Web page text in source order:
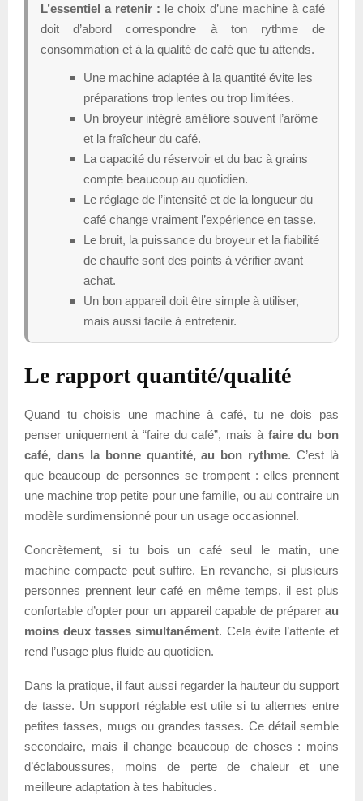
L’essentiel a retenir : le choix d’une machine à café
doit d’abord correspondre à ton rythme de
consommation et à la qualité de café que tu attends.
Une machine adaptée à la quantité évite les
préparations trop lentes ou trop limitées.
Un broyeur intégré améliore souvent l’arôme
et la fraîcheur du café.
La capacité du réservoir et du bac à grains
compte beaucoup au quotidien.
Le réglage de l’intensité et de la longueur du
café change vraiment l’expérience en tasse.
Le bruit, la puissance du broyeur et la fiabilité
de chauffe sont des points à vérifier avant
achat.
Un bon appareil doit être simple à utiliser,
mais aussi facile à entretenir.
Le rapport quantité/qualité
Quand tu choisis une machine à café, tu ne dois pas
penser uniquement à “faire du café”, mais à faire du bon
café, dans la bonne quantité, au bon rythme. C’est là
que beaucoup de personnes se trompent : elles prennent
une machine trop petite pour une famille, ou au contraire un
modèle surdimensionné pour un usage occasionnel.
Concrètement, si tu bois un café seul le matin, une
machine compacte peut suffire. En revanche, si plusieurs
personnes prennent leur café en même temps, il est plus
confortable d’opter pour un appareil capable de préparer au
moins deux tasses simultanément. Cela évite l’attente et
rend l’usage plus fluide au quotidien.
Dans la pratique, il faut aussi regarder la hauteur du support
de tasse. Un support réglable est utile si tu alternes entre
petites tasses, mugs ou grandes tasses. Ce détail semble
secondaire, mais il change beaucoup de choses : moins
d’éclaboussures, moins de perte de chaleur et une
meilleure adaptation à tes habitudes.